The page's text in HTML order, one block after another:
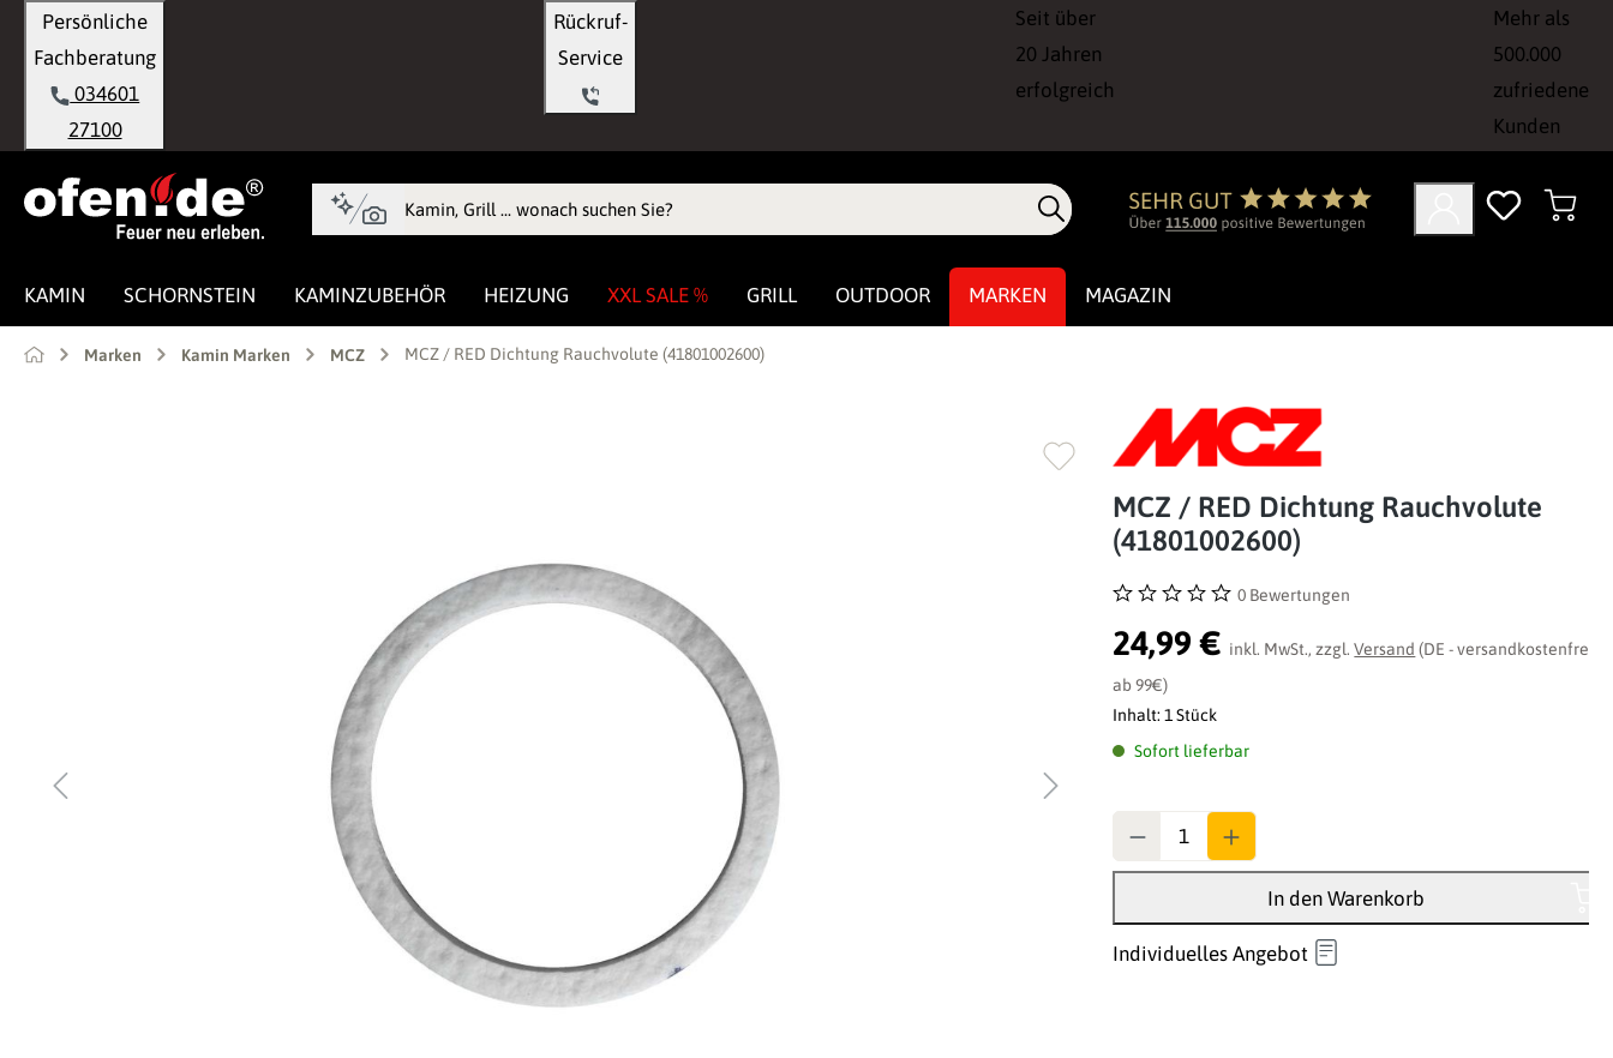
Zur Hauptnavigation springen
Persönliche
Fachberatung
034601
27100
Rückruf-
Seit über
20 Jahren
erfolgreich
Mehr als
500.000
zufriedene
Kunden
KAMIN SCHORNSTEIN KAMINZUBEHÖR HEIZUNG XXL SALE % GRILL OUTDOOR MARKEN MAGAZIN
Marken Kamin Marken MCZ MCZ / RED Dichtung Rauchvolute (41801002600)
MCZ / RED Dichtung Rauchvolute
(41801002600)
Durchschnittliche Bewertung von 0 von 5 Sternen
0 Bewertungen
24,99 € inkl. MwSt., zzgl.Versand (DE - versandkostenfrei
ab 99€)
Inhalt:1 Stück
Sofort lieferbar
In den Warenkorb
Individuelles Angebot